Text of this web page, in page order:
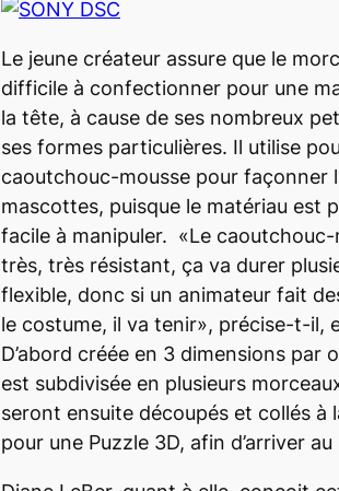
Le jeune créateur assure que le
difficile à confectionner pour une
la tête, à cause de ses nombreux
ses formes particulières. Il utilise
caoutchouc-mousse pour façonner
mascottes, puisque le matériau est
facile à manipuler. «Le
très, très résistant, ça va durer
flexible, donc si un animateur fait
le costume, il va tenir», précise-t-il,
D’abord créée en 3 dimensions par
est subdivisée en plusieurs
seront ensuite découpés et collés à
pour une Puzzle 3D, afin d’arriver